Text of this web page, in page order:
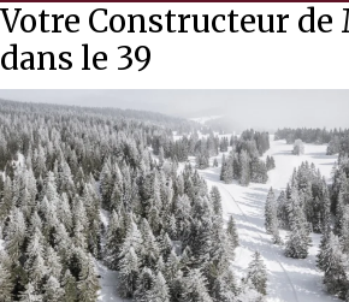
Votre Constructeur de
dans le 39